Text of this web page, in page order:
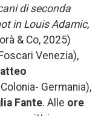
di seconda
in Louis Adamic,
& Co, 2025)
Venezia),
Germania),
Fante. Alle ore